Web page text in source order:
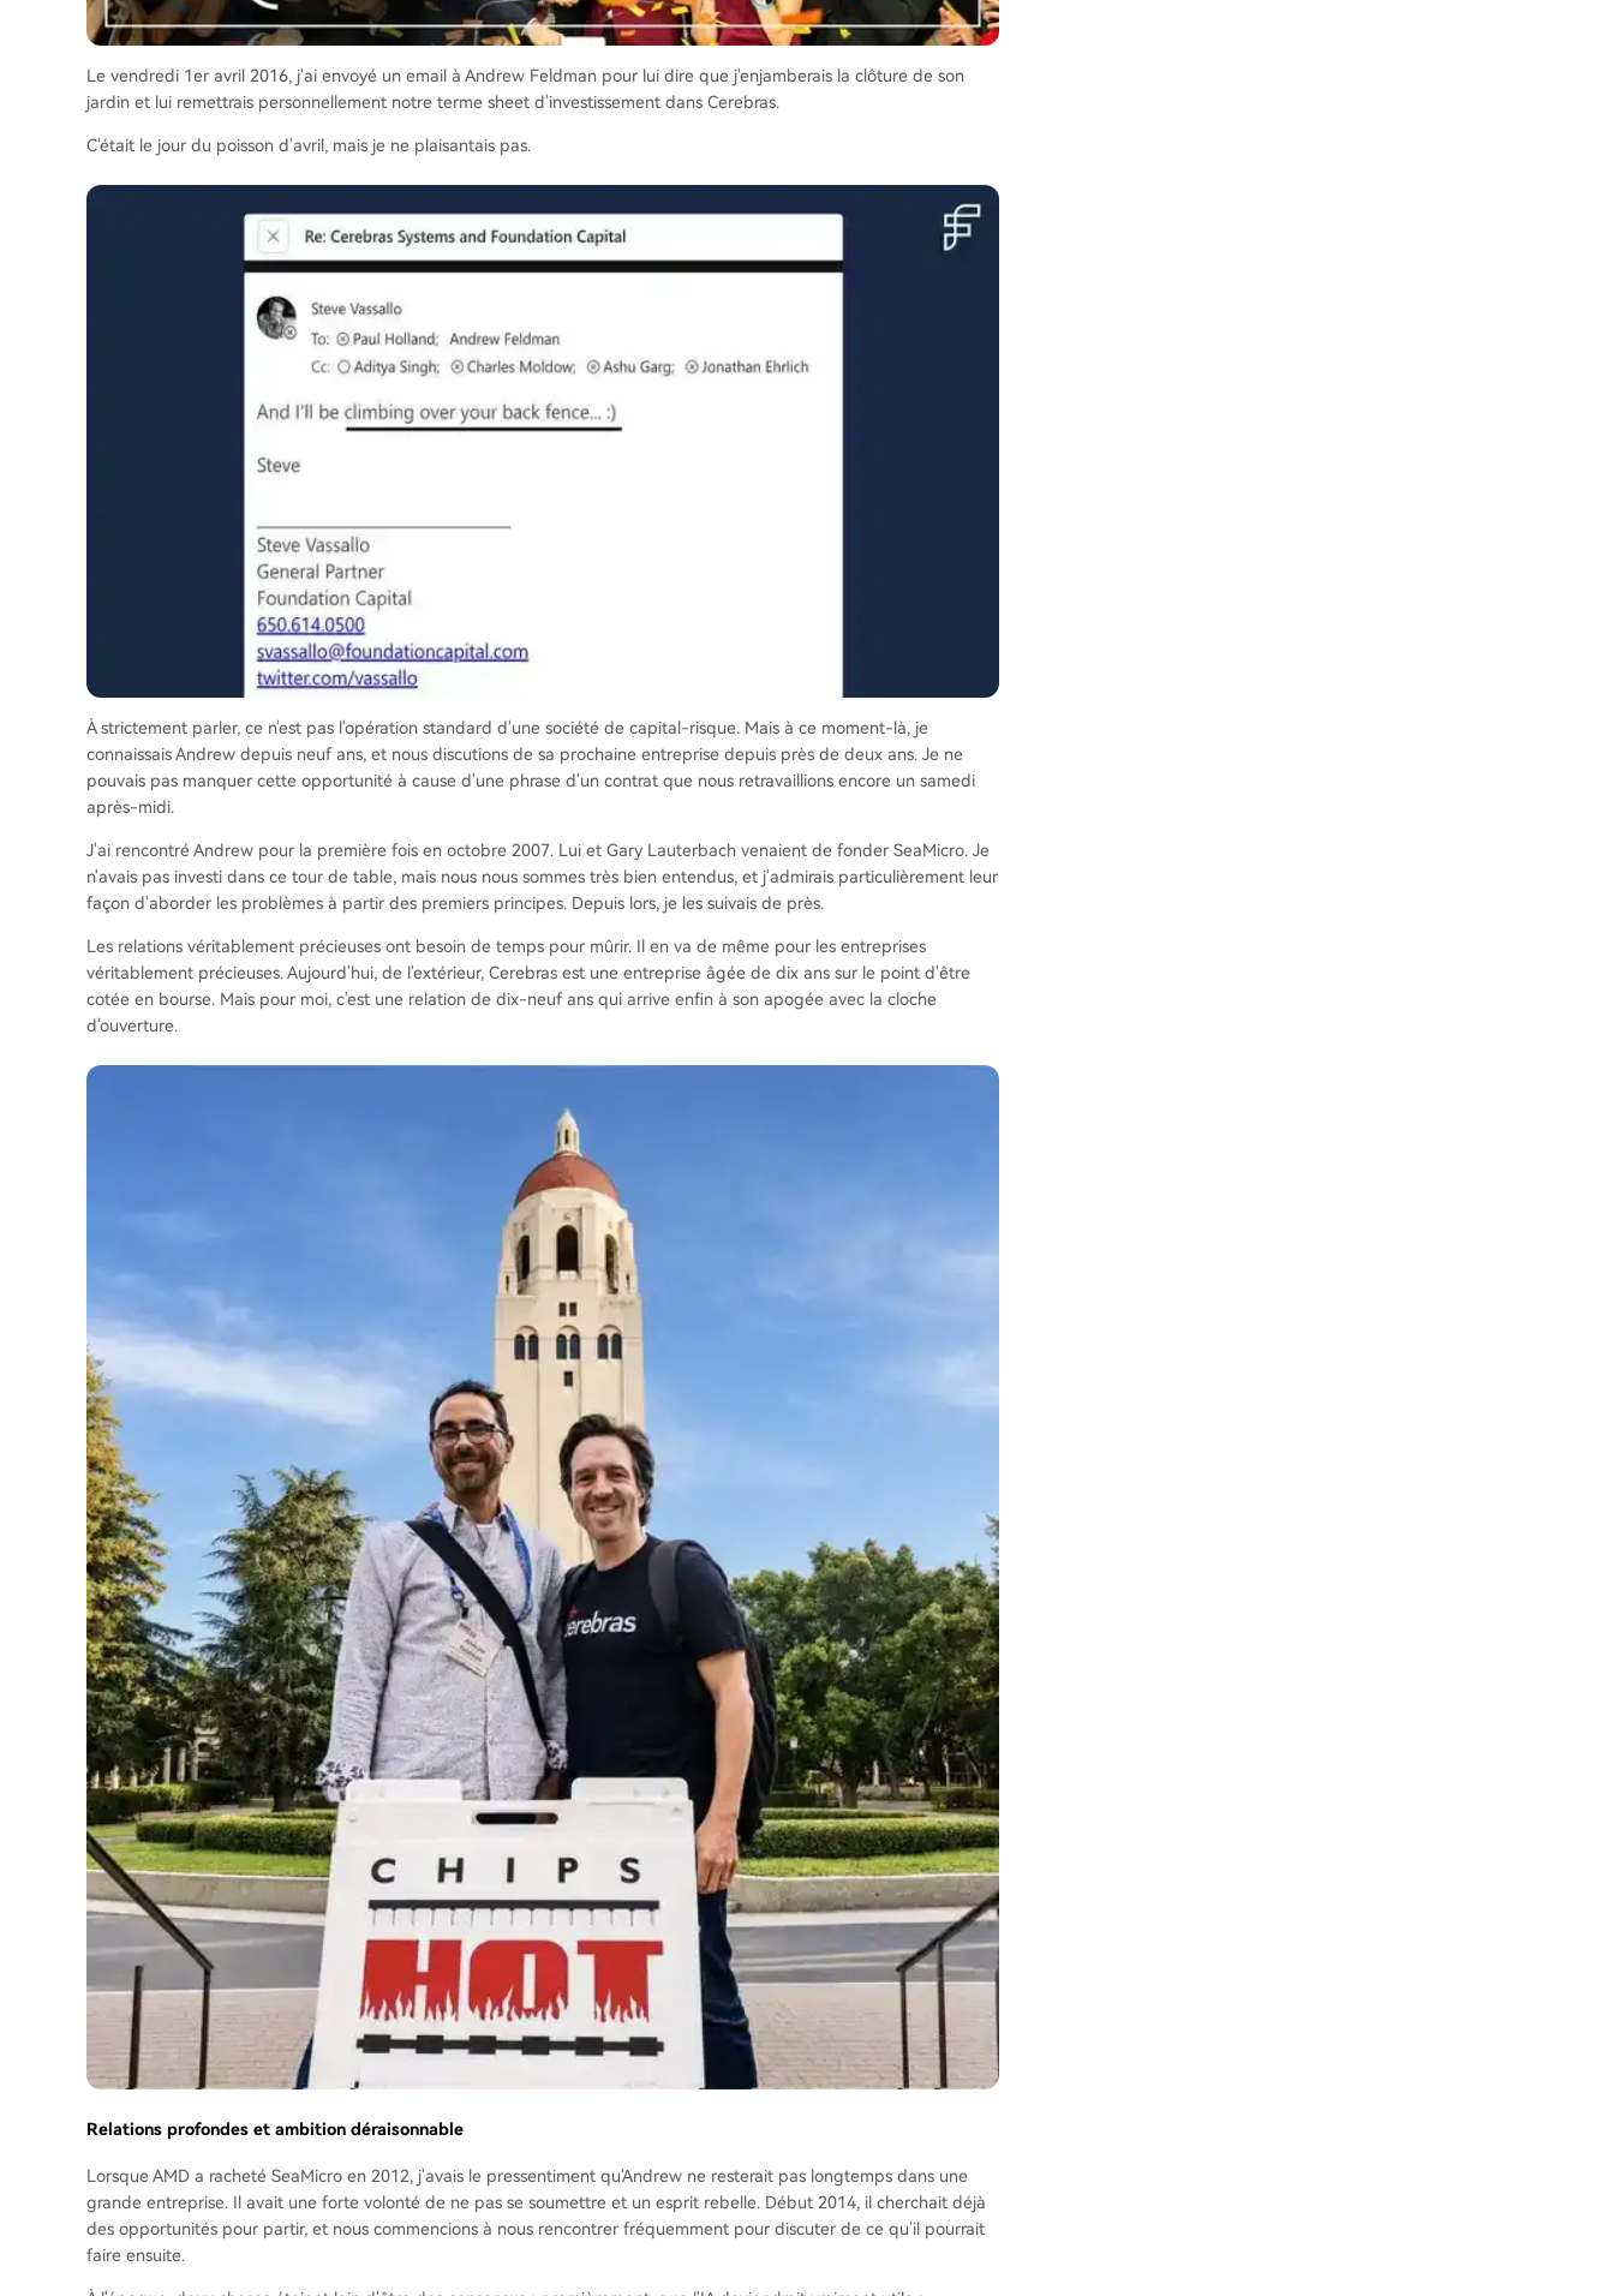
Le vendredi 1er avril 2016, j'ai envoyé un email à Andrew Feldman pour lui dire que j'enjamberais la clôture de son
jardin et lui remettrais personnellement notre terme sheet d'investissement dans Cerebras.
C'était le jour du poisson d'avril, mais je ne plaisantais pas.
À strictement parler, ce n'est pas l'opération standard d'une société de capital-risque. Mais à ce moment-là, je
connaissais Andrew depuis neuf ans, et nous discutions de sa prochaine entreprise depuis près de deux ans. Je ne
pouvais pas manquer cette opportunité à cause d'une phrase d'un contrat que nous retravaillions encore un samedi
après-midi.
J'ai rencontré Andrew pour la première fois en octobre 2007. Lui et Gary Lauterbach venaient de fonder SeaMicro. Je
n'avais pas investi dans ce tour de table, mais nous nous sommes très bien entendus, et j'admirais particulièrement leur
façon d'aborder les problèmes à partir des premiers principes. Depuis lors, je les suivais de près.
Les relations véritablement précieuses ont besoin de temps pour mûrir. Il en va de même pour les entreprises
véritablement précieuses. Aujourd'hui, de l'extérieur, Cerebras est une entreprise âgée de dix ans sur le point d'être
cotée en bourse. Mais pour moi, c'est une relation de dix-neuf ans qui arrive enfin à son apogée avec la cloche
d'ouverture.
Relations profondes et ambition déraisonnable
Lorsque AMD a racheté SeaMicro en 2012, j'avais le pressentiment qu'Andrew ne resterait pas longtemps dans une
grande entreprise. Il avait une forte volonté de ne pas se soumettre et un esprit rebelle. Début 2014, il cherchait déjà
des opportunités pour partir, et nous commencions à nous rencontrer fréquemment pour discuter de ce qu'il pourrait
faire ensuite.